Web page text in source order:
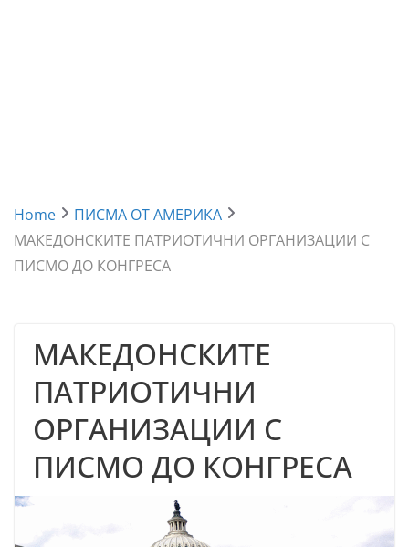
Home
ПИСМА ОТ АМЕРИКА
МАКЕДОНСКИТЕ ПАТРИОТИЧНИ ОРГАНИЗАЦИИ С
ПИСМО ДО КОНГРЕСА
МАКЕДОНСКИТЕ
ПАТРИОТИЧНИ
ОРГАНИЗАЦИИ С
ПИСМО ДО КОНГРЕСА